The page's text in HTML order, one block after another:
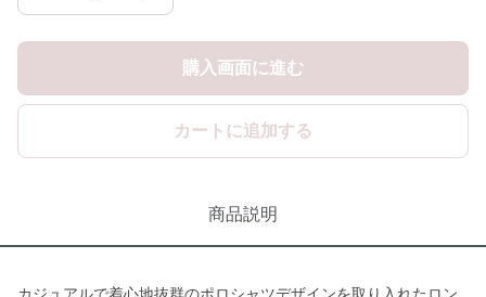
購入画面に進む
カートに追加する
商品説明